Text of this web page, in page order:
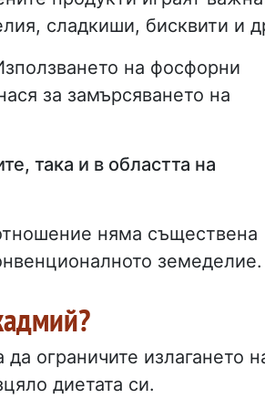
сладкиши, бисквити и
на фосфорни
за замърсяването на
така и в областта на
няма съществена
земеделие.
ограничите излагането
диетата си.